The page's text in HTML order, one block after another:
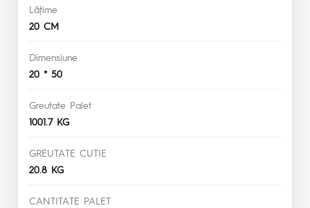
Lăţime
20 CM
Dimensiune
20 * 50
Greutate Palet
1001.7 KG
GREUTATE CUTIE
20.8 KG
CANTITATE PALET